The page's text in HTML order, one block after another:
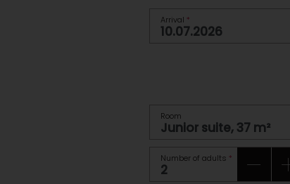
Arrival *
Room
Number of adults *